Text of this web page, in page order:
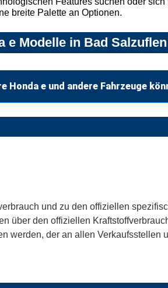
breite Palette an Optionen.
e Modelle in Bad
Honda e und andere Fahrzeuge
und zu den offiziellen
über den offiziellen
werden, der an allen Verkaufsstellen